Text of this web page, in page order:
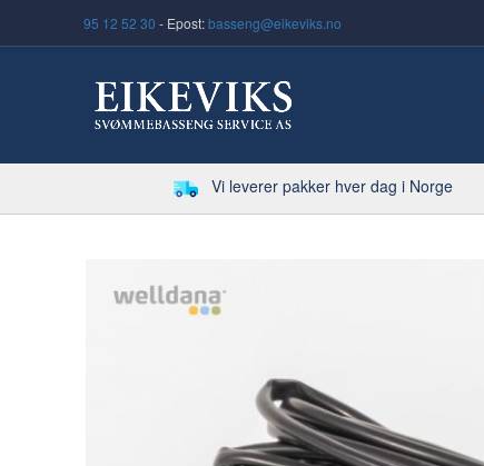
95 12 52 30 - Epost:basseng@eikeviks.no
Vi leverer pakker hver dag i Norge